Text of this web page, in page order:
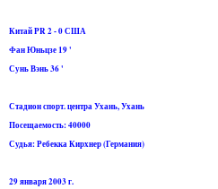
Китай PR 2 - 0 США
Фан Юньцзе 19 '
Сунь Вэнь 36 '
Стадион спорт. центра Ухань, Ухань
Посещаемость: 40000
Судья: Ребекка Кирхнер (Германия)
29 января 2003 г.